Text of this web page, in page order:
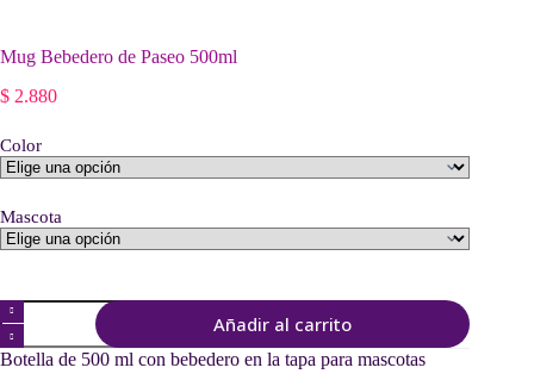
Mug Bebedero de Paseo 500ml
$ 2.880
Color
Mascota
Mug
Bebedero
de
Paseo
Añadir al carrito
Botella de 500 ml con bebedero en la tapa para mascotas